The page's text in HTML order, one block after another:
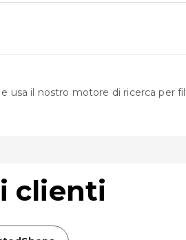
usa il nostro motore di ricerca per
clienti